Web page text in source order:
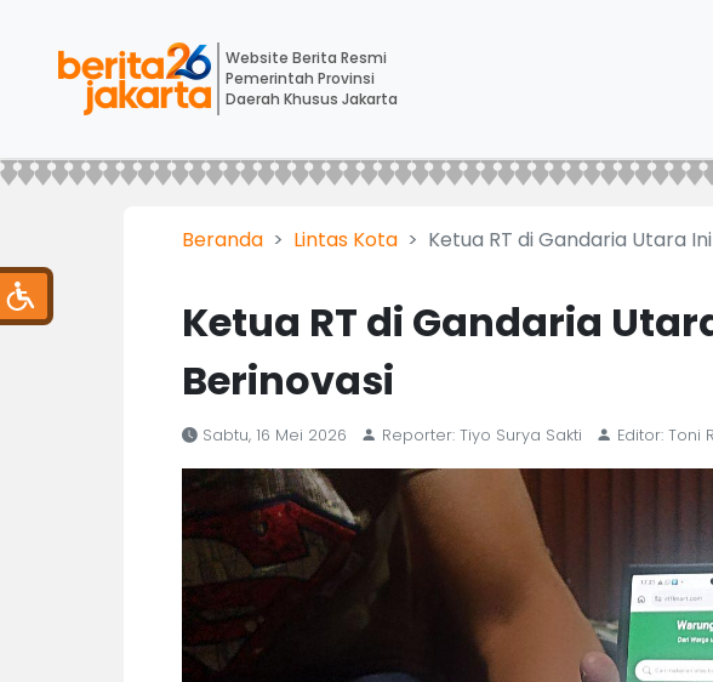
Website Berita Resmi
Pemerintah Provinsi
Daerah Khusus Jakarta
Beranda Lintas Kota Ketua RT di Gandaria Utara
Ketua RT di Gandaria
Berinovasi
Sabtu, 16 Mei 2026 Reporter: Tiyo Surya Sakti Editor: Toni